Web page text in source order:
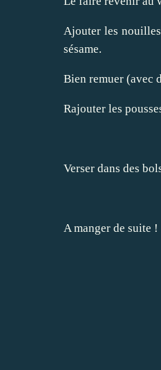
Ajouter les
sésame.
Bien remuer (avec
Rajouter les
Verser dans des
A manger de suite !